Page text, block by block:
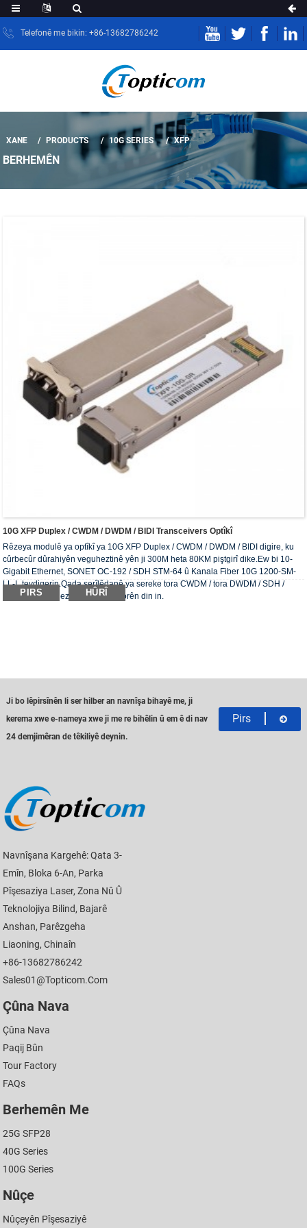
Telefonê me bikin: +86-13682786242
XANE PRODUCTS 10G SERIES XFP
BERHEMÊN
10G XFP Duplex / CWDM / DWDM / BIDI Transceivers Optîkî
Rêzeya modulê ya optîkî ya 10G XFP Duplex / CWDM / DWDM / BIDI digire, ku
cûrbecûr dûrahiyên veguheztinê yên ji 300M heta 80KM piştgirî dike.Ew bi 10-
Gigabit Ethernet, SONET OC-192 / SDH STM-64 û Kanala Fiber 10G 1200-SM-
LL-L tevdigerin.Qada serîlêdanê ya sereke tora CWDM / tora DWDM / SDH /
SONET / veguheztina FC û derdorên din in.
PIRS HÛRÎ
Ji bo lêpirsînên li ser hilber an navnîşa bihayê me, ji
kerema xwe e-nameya xwe ji me re bihêlin û em ê di nav
24 demjimêran de têkiliyê deynin.
Pirs
Navnîşana Kargehê: Qata 3-
Emîn, Bloka 6-An, Parka
Pîşesaziya Laser, Zona Nû Û
Teknolojiya Bilind, Bajarê
Anshan, Parêzgeha
Liaoning, Chinaîn
+86-13682786242
Sales01@topticom.com
Çûna Nava
Çûna Nava
Paqij Bûn
Tour Factory
FAQs
Berhemên Me
25G SFP28
40G Series
100G Series
Nûçe
Nûçeyên Pîşesaziyê